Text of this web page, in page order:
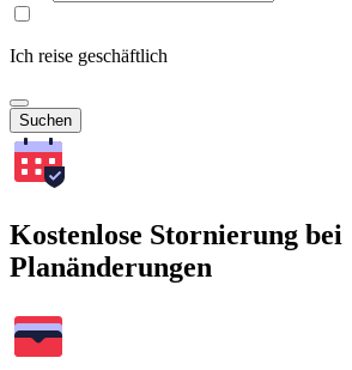
Ich reise geschäftlich
Suchen
Kostenlose Stornierung bei
Planänderungen